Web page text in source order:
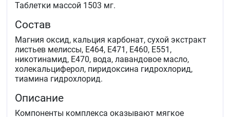
Таблетки массой 1503 мг.
Состав
Магния оксид, кальция карбонат, сухой экстракт
листьев мелиссы, Е464, Е471, Е460, Е551,
никотинамид, Е470, вода, лавандовое масло,
холекальциферол, пиридоксина гидрохлорид,
тиамина гидрохлорид.
Описание
Компоненты комплекса оказывают мягкое